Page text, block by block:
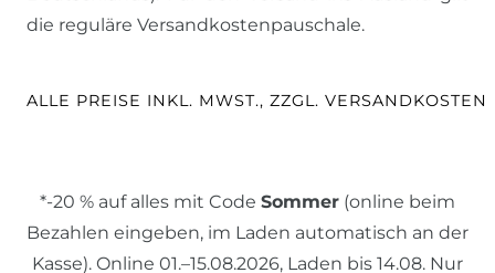
die reguläre Versandkostenpauschale.
ALLE PREISE INKL. MWST., ZZGL. VERSANDKOSTEN
*-20 % auf alles mit Code Sommer (online beim
Bezahlen eingeben, im Laden automatisch an der
Kasse). Online 01.–15.08.2026, Laden bis 14.08. Nur